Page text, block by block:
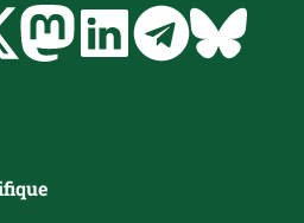
Twitter MastodonLinkedinTelegram